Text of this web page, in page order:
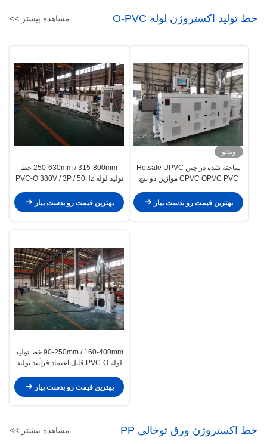
خط تولید اکستروژن لوله O-PVC مشاهده بیشتر >>
ویدئو
ساخته شده در چین Hotsale UPVC
CPVC OPVC PVC موازین دو پیچ
خروجی بالا و قدرت کمتر
بهترین قیمت رو بدست بیار
250-630mm / 315-800mm خط
تولید لوله PVC-O 380V / 3P / 50Hz
بهترین قیمت رو بدست بیار
90-250mm / 160-400mm خط تولید
لوله PVC-O قابل اعتماد فرآیند تولید
بهترین قیمت رو بدست بیار
خط اکستروژن ورق توخالی PP مشاهده بیشتر >>